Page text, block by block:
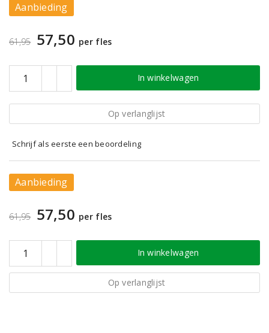
Aanbieding
61,95 57,50 per fles
In winkelwagen
Op verlanglijst
Schrijf als eerste een beoordeling
Aanbieding
61,95 57,50 per fles
In winkelwagen
Op verlanglijst